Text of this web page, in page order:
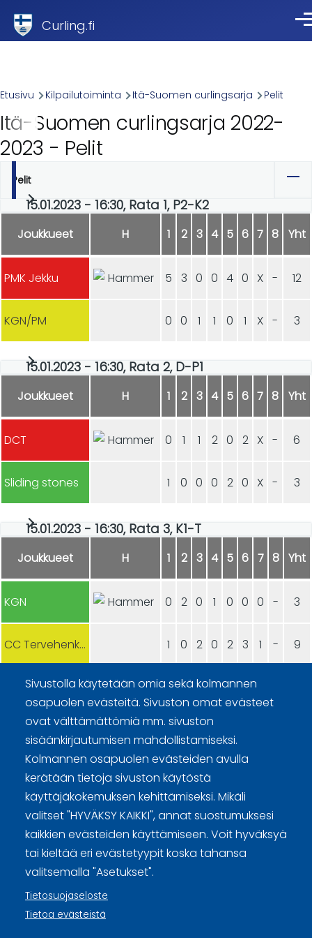
Curling.fi
Breadcrumb
Etusivu Kilpailutoiminta Itä-Suomen curlingsarja Pelit
Itä-Suomen curlingsarja 2022-
2023 - Pelit
Ensisijaiset
välilehdet
Pelit
15.01.2023 - 16:30, Rata 1, P2-K2
Joukkueet H 1 2 3 4 5 6 7 8 Yht
PMK Jekku 5 3 0 0 4 0 X - 12
KGN/PM 0 0 1 1 0 1 X - 3
15.01.2023 - 16:30, Rata 2, D-P1
Joukkueet H 1 2 3 4 5 6 7 8 Yht
DCT 0 1 1 2 0 2 X - 6
Sliding stones 1 0 0 0 2 0 X - 3
15.01.2023 - 16:30, Rata 3, K1-T
Joukkueet H 1 2 3 4 5 6 7 8 Yht
KGN 0 2 0 1 0 0 0 - 3
CC Tervehenkiset 1 0 2 0 2 3 1 - 9
Sivustolla käytetään omia sekä kolmannen
osapuolen evästeitä. Sivuston omat evästeet
ovat välttämättömiä mm. sivuston
sisäänkirjautumisen mahdollistamiseksi.
Kolmannen osapuolen evästeiden avulla
kerätään tietoja sivuston käytöstä
käyttäjäkokemuksen kehittämiseksi. Mikäli
valitset "HYVÄKSY KAIKKI", annat suostumuksesi
kaikkien evästeiden käyttämiseen. Voit hyväksyä
tai kieltää eri evästetyypit koska tahansa
valitsemalla "Asetukset".
Tietosuojaseloste
Tietoa evästeistä
Curling Finland
Curling.fi
Curling Finland
Sivuston käyttöehdot ja sisällön käyttöoikeudet